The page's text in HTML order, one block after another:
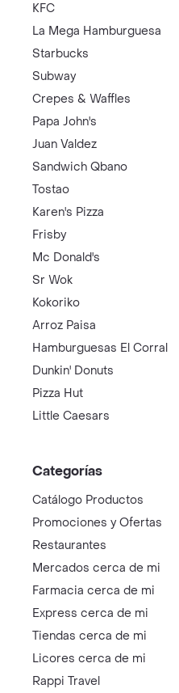
KFC
La Mega Hamburguesa
Starbucks
Subway
Crepes & Waffles
Papa John's
Juan Valdez
Sandwich Qbano
Tostao
Karen's Pizza
Frisby
Mc Donald's
Sr Wok
Kokoriko
Arroz Paisa
Hamburguesas El Corral
Dunkin' Donuts
Pizza Hut
Little Caesars
Categorías
Catálogo Productos
Promociones y Ofertas
Restaurantes
Mercados cerca de mi
Farmacia cerca de mi
Express cerca de mi
Tiendas cerca de mi
Licores cerca de mi
Rappi Travel